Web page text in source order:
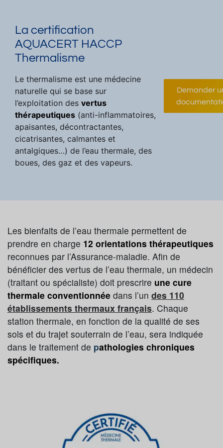
La certification
AQUACERT HACCP
Thermalisme
Le thermalisme est une médecine
naturelle qui se base sur
l’exploitation des vertus
thérapeutiques (anti-inflammatoires,
apaisantes, décontractantes,
cicatrisantes, calmantes et
antalgiques…) de l’eau thermale, des
boues, des gaz et des vapeurs.
Demander
Les bienfaits de l’eau thermale permettent de
prendre en charge 12 orientations thérapeutiques
reconnues par l’Assurance-maladie. Afin de
bénéficier des vertus de l’eau thermale, un médecin
(traitant ou spécialiste) doit prescrire une cure
thermale conventionnée dans l’un des 110
établissements thermaux français. Chaque
station thermale, en fonction de la qualité de ses
sols et du trajet souterrain de l’eau, sera indiquée
dans le traitement de pathologies chroniques
spécifiques.